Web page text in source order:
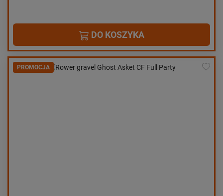
DO KOSZYKA
PROMOCJA